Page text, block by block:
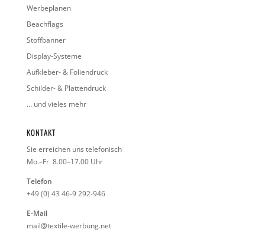
Werbeplanen
Beachflags
Stoffbanner
Display-Systeme
Aufkleber- & Foliendruck
Schilder- & Plattendruck
… und vieles mehr
KONTAKT
Sie erreichen uns telefonisch
Mo.–Fr. 8.00–17.00 Uhr
Telefon
+49 (0) 43 46-9 292-946
E-Mail
mail@textile-werbung.net